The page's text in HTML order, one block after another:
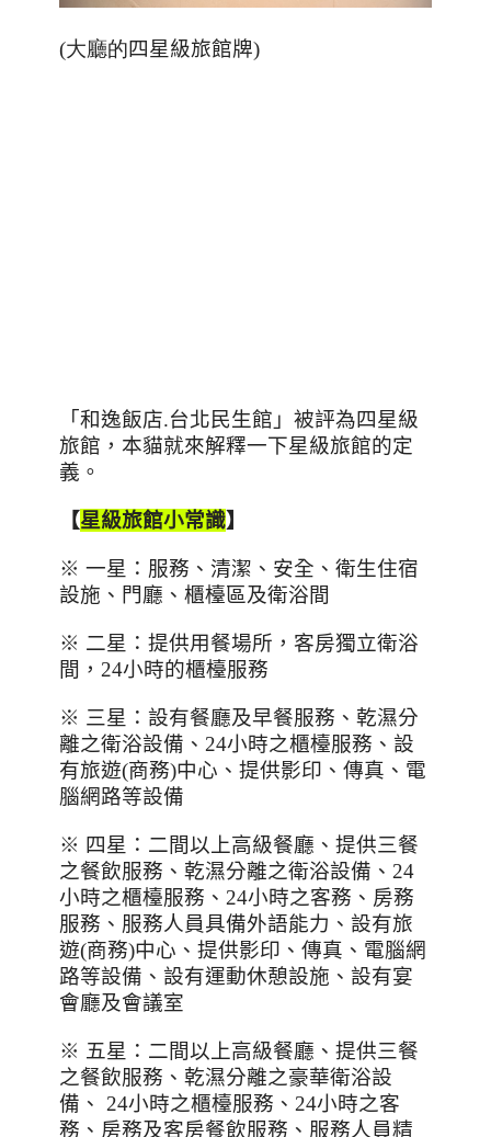
(大廳的四星級旅館牌)
「和逸飯店.台北民生館」被評為四星級
旅館，本貓就來解釋一下星級旅館的定
義。
【星級旅館小常識】
※ 一星：服務、清潔、安全、衛生住宿
設施、門廳、櫃檯區及衛浴間
※ 二星：提供用餐場所，客房獨立衛浴
間， 24小時的櫃檯服務
※ 三星：設有餐廳及早餐服務、乾濕分
離之衛浴設備、 24小時之櫃檯服務、設
有旅遊(商務)中心、提供影印、傳真、電
腦網路等設備
※ 四星：二間以上高級餐廳、提供三餐
之餐飲服務、乾濕分離之衛浴設備、 24
小時之櫃檯服務、 24小時之客務、房務
服務、服務人員具備外語能力、設有旅
遊(商務)中心、提供影印、傳真、電腦網
路等設備、設有運動休憩設施、設有宴
會廳及會議室
※ 五星：二間以上高級餐廳、提供三餐
之餐飲服務、乾濕分離之豪華衛浴設
備、
24小時之櫃檯服務、 24小時之客
務、房務及客房餐飲服務、服務人員精